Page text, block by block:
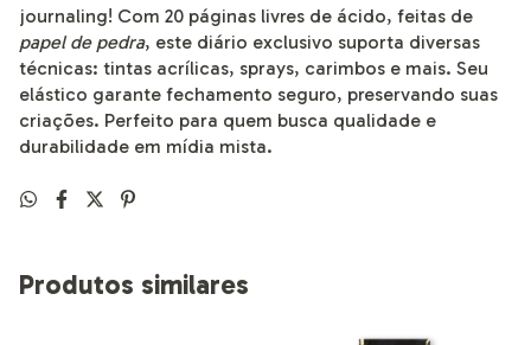
journaling! Com 20 páginas livres de ácido, feitas de
papel de pedra, este diário exclusivo suporta diversas
técnicas: tintas acrílicas, sprays, carimbos e mais. Seu
elástico garante fechamento seguro, preservando suas
criações. Perfeito para quem busca qualidade e
durabilidade em mídia mista.
Produtos similares